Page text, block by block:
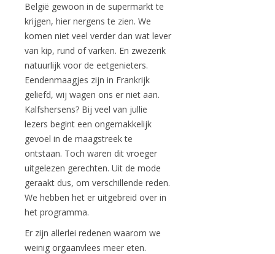
België gewoon in de supermarkt te
krijgen, hier nergens te zien. We
komen niet veel verder dan wat lever
van kip, rund of varken. En zwezerik
natuurlijk voor de eetgenieters.
Eendenmaagjes zijn in Frankrijk
geliefd, wij wagen ons er niet aan.
Kalfshersens? Bij veel van jullie
lezers begint een ongemakkelijk
gevoel in de maagstreek te
ontstaan. Toch waren dit vroeger
uitgelezen gerechten. Uit de mode
geraakt dus, om verschillende reden.
We hebben het er uitgebreid over in
het programma.
Er zijn allerlei redenen waarom we
weinig orgaanvlees meer eten.